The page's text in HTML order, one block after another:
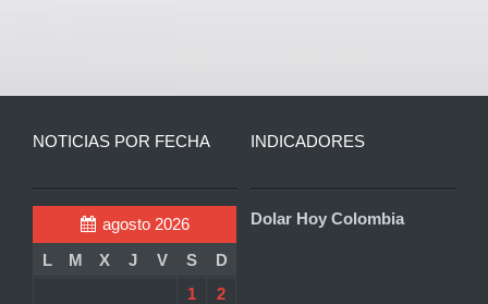
NOTICIAS POR FECHA
agosto 2026
L
M X J V S
D
1
2
INDICADORES
Dolar Hoy Colombia